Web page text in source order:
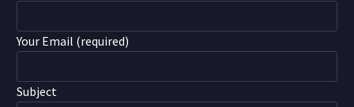
Your Email (required)
Subject